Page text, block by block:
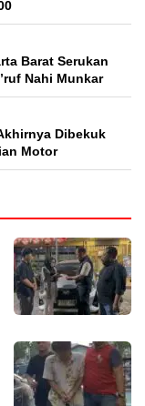
Barat Serukan
Nahi Munkar
Dibekuk
Motor